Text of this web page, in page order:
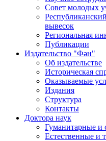
Совет молодых
вывесок
Региональная
Публикации
Издательство "Фән"
Об издательстве
Историческая
Оказываемые
Издания
Структура
Контакты
Доктора наук
Гуманитарные и
Естественные и